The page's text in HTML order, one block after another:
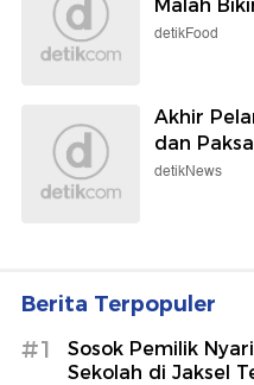
Malah
detikFood
Akhir
dan
detikNews
Berita Terpopuler
#1
Sosok Pemilik
Sekolah di Jaksel